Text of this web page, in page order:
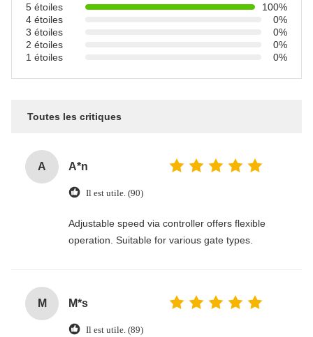
5 étoiles
100%
4 étoiles
0%
3 étoiles
0%
2 étoiles
0%
1 étoiles
0%
Toutes les critiques
A A*n
Il est utile. (90)
Adjustable speed via controller offers flexible
operation. Suitable for various gate types.
M M*s
Il est utile. (89)